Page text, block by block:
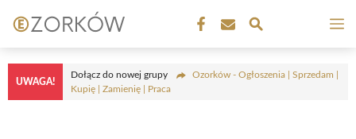
do
treści
UWAGA!
Dołącz do nowej grupy
Ozorków - Ogłoszenia | Sprzedam |
Kupię | Zamienię | Praca